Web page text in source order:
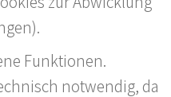
Funktionen.
notwendig, da